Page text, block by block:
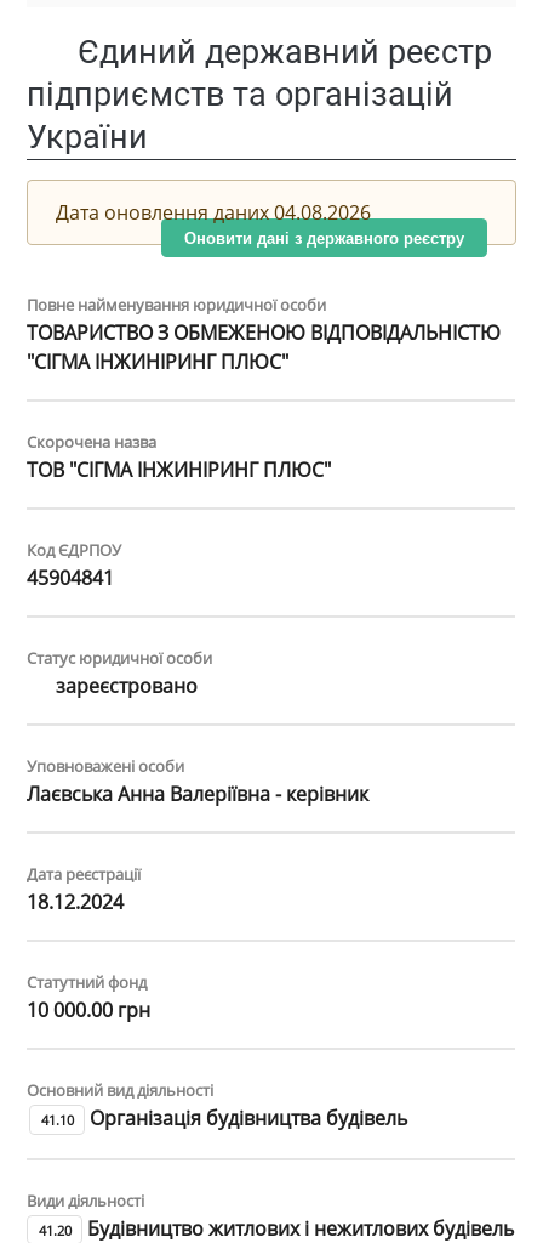
Єдиний державний реєстр
підприємств та організацій
України
Дата оновлення даних 04.08.2026
Оновити дані з державного реєстру
Повне найменування юридичної особи
ТОВАРИСТВО З ОБМЕЖЕНОЮ ВІДПОВІДАЛЬНІСТЮ
"СІГМА ІНЖИНІРИНГ ПЛЮС"
Скорочена назва
ТОВ "СІГМА ІНЖИНІРИНГ ПЛЮС"
Код ЄДРПОУ
45904841
Статус юридичної особи
зареєстровано
Уповноважені особи
Лаєвська Анна Валеріївна - керівник
Дата реєстрації
18.12.2024
Статутний фонд
10 000.00 грн
Основний вид діяльності
41.10 Організація будівництва будівель
Види діяльності
41.20 Будівництво житлових і нежитлових будівель